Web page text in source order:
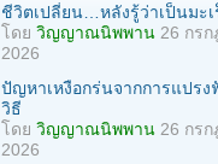
ชีวิตเปลี่ยน…หลังรู้ว่าเป็นมะเ
โดย วิญญาณนิพพาน 26 กร
2026
ปัญหาเหงือกร่นจากการแปรง
วิธี
โดย วิญญาณนิพพาน 26 กร
2026